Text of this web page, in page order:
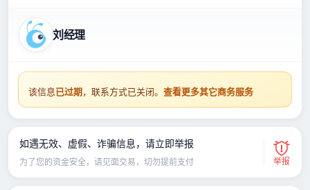
刘经理
该信息已过期，联系方式已关闭。 查看更多其它商务服务
如遇无效、虚假、诈骗信息，请立即举报
为了您的资金安全，请见面交易，切勿提前支付 举报